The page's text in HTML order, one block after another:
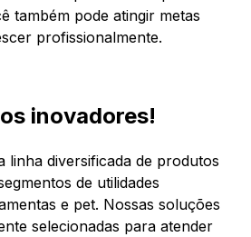
também pode atingir metas
profissionalmente.
inovadores!
linha diversificada de produtos
de utilidades
e pet. Nossas soluções
selecionadas para atender